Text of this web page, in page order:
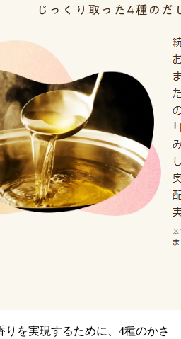
を実現するために、4種のかさ